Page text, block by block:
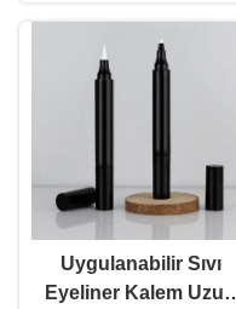
Uygulanabilir Sıvı
Eyeliner Kalem Uzun